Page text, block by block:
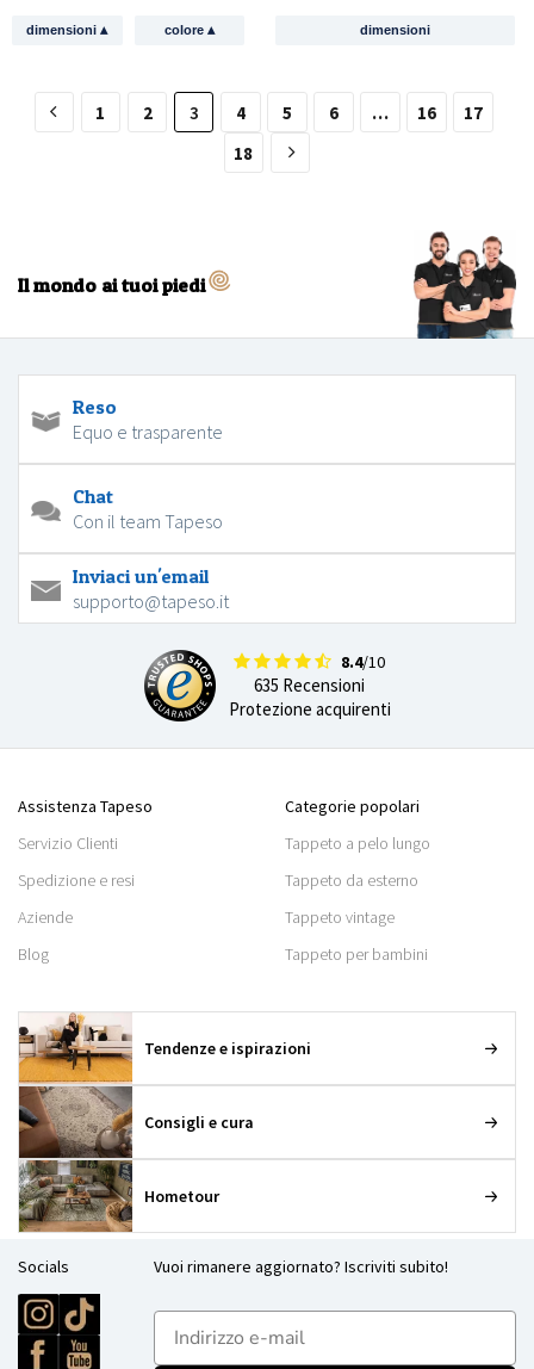
dimensioni▴ colore ▴ dimensioni
1 2 3 4 5 6 … 16
17
18
Il mondo ai tuoi piedi
Reso
Equo e trasparente
Chat
Con il team Tapeso
Inviaci un'email
supporto@tapeso.it
8.4/10
635 Recensioni
Protezione acquirenti
Assistenza Tapeso
Servizio Clienti
Spedizione e resi
Aziende
Blog
Categorie popolari
Tappeto a pelo lungo
Tappeto da esterno
Tappeto vintage
Tappeto per bambini
Tendenze e ispirazioni
Consigli e cura
Hometour
Socials Vuoi rimanere aggiornato? Iscriviti subito!
E-mailadres